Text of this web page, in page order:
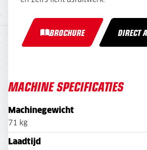
BROCHURE DIRECT
MACHINE SPECIFICATIES
Machinegewicht
71 kg
Laadtijd